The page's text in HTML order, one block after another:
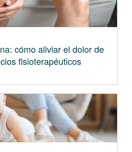
cómo aliviar el dolor de
fisioterapéuticos